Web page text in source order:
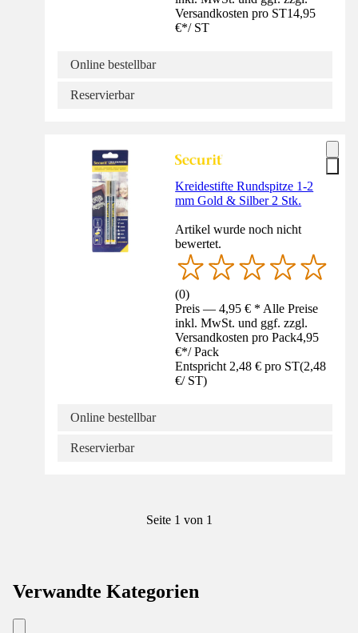
Versandkosten pro ST14,95
€*/ ST
Online bestellbar
Reservierbar
Kreidestifte Rundspitze 1-2
mm Gold & Silber 2 Stk.
Artikel wurde noch nicht
bewertet.
(0)
Preis — 4,95 € * Alle Preise
inkl. MwSt. und ggf. zzgl.
Versandkosten pro Pack4,95
€*/ Pack
Entspricht 2,48 € pro ST(2,48
€/ ST)
Online bestellbar
Reservierbar
Seite 1 von 1
Verwandte Kategorien